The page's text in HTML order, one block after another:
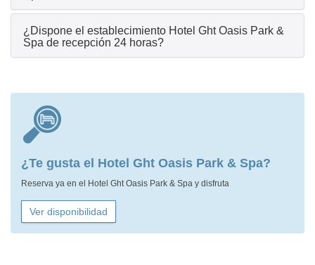
¿Dispone el establecimiento Hotel Ght Oasis Park &
Spa de recepción 24 horas?
¿Te gusta el Hotel Ght Oasis Park & Spa?
Reserva ya en el Hotel Ght Oasis Park & Spa y disfruta
Ver disponibilidad